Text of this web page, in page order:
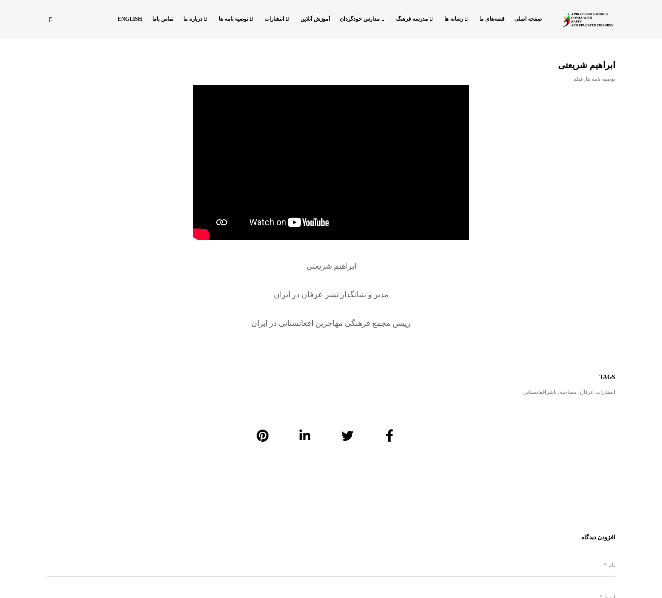
صفحه اصلی قصه‌های ما رسانه ها مدرسه فرهنگ مدارس خودگردان آموزش آنلاین انتشارات توصیه نامه ها درباره ما تماس باما ENGLISH
ابراهیم شریعتی
توصیه نامه ها ,فیلم
ابراهیم شریعتی
مدیر و بنیانگذار نشر عرفان در ایران
رییس مجمع فرهنگی مهاجرین افغانستانی در ایران
TAGS
انتشارات عرفان مصاحبه ناشرافغانستانی
افزودن دیدگاه